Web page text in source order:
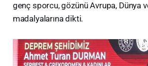
genç sporcu, gözünü Avrupa, Dünya
madalyalarına dikti.